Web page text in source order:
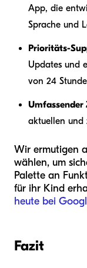
App, die
Sprache und
Prioritäts-
Updates und
von 24
Umfassender
aktuellen und
Wir ermutigen
wählen, um
Palette an
für ihr Kind
heute bei
Fazit